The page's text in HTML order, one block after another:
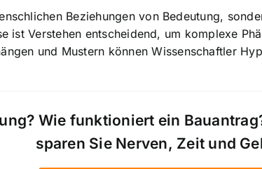
Beziehungen von Bedeutung,
ist Verstehen entscheidend, um komplexe
und Mustern können Wissenschaftler
Wie funktioniert ein
sparen Sie Nerven, Zeit und